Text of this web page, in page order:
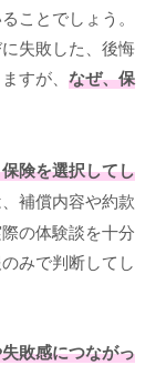
ことでしょう。
失敗した、後悔
すが、 なぜ、保
険を選択してし
補償内容や約款
の体験談を十分
みで判断してし
敗感につながっ